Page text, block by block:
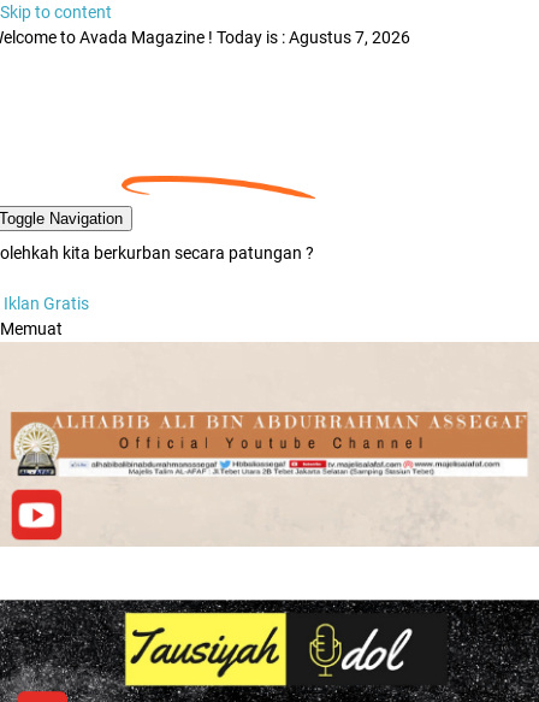
Skip to content
to Avada Magazine ! Today is : Agustus 7, 2026
Toggle Navigation
kita berkurban secara patungan ?
Iklan Gratis
Memuat